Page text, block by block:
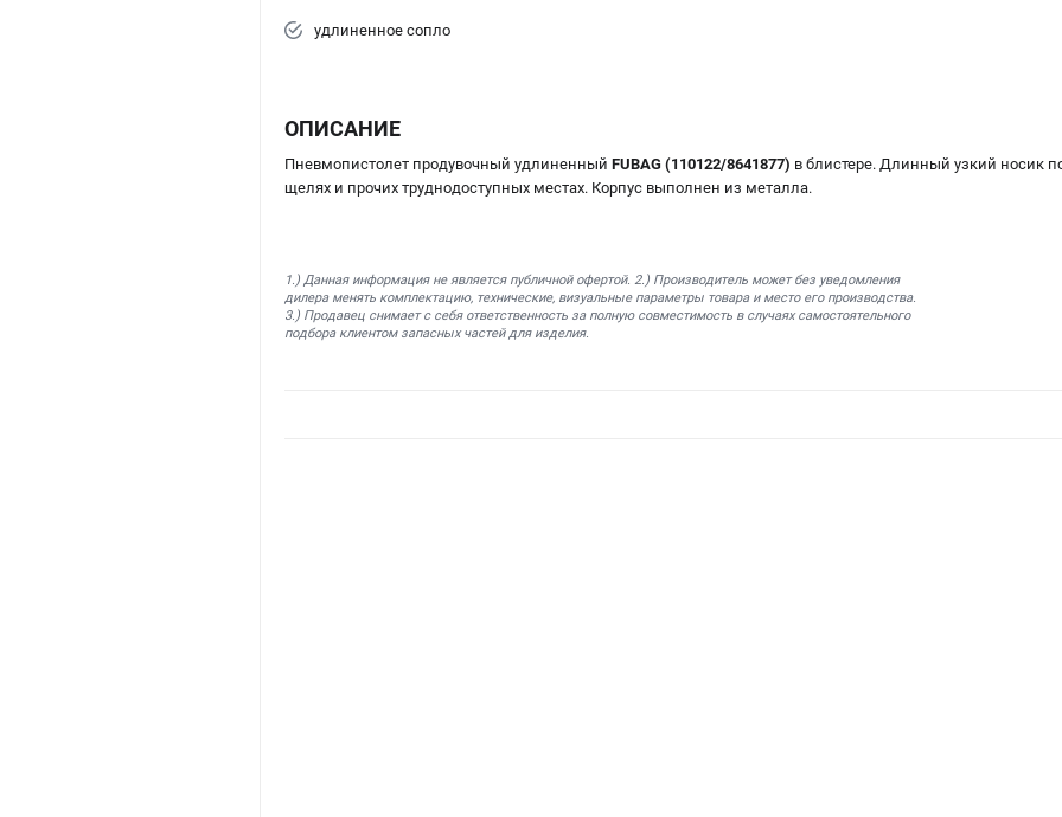
удлиненное сопло
ОПИСАНИЕ
Пневмопистолет продувочный удлиненный FUBAG (110122/8641877) в блистере. Длинный узкий носик
щелях и прочих труднодоступных местах. Корпус выполнен из металла.
1.) Данная информация не является публичной офертой. 2.) Производитель может без уведомления
дилера менять комплектацию, технические, визуальные параметры товара и место его производства.
3.) Продавец снимает с себя ответственность за полную совместимость в случаях самостоятельного
подбора клиентом запасных частей для изделия.